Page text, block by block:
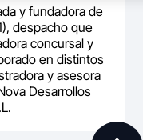
y fundadora de
despacho que
concursal y
en distintos
y asesora
Desarrollos